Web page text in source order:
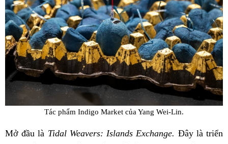
Tác phẩm Indigo Market của Yang Wei-Lin.
Mở đầu là Tidal Weavers: Islands Exchange. Đây là triển